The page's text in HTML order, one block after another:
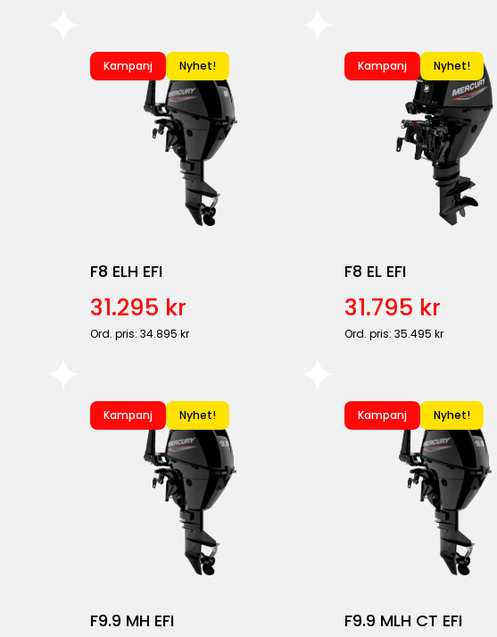
Kampanj Nyhet!
F8 ELH EFI
31.295 kr
Ord. pris: 34.895 kr
Kampanj Nyhet!
F8 EL EFI
31.795 kr
Ord. pris: 35.495 kr
Kampanj Nyhet!
F9.9 MH EFI
Kampanj Nyhet!
F9.9 MLH CT EFI